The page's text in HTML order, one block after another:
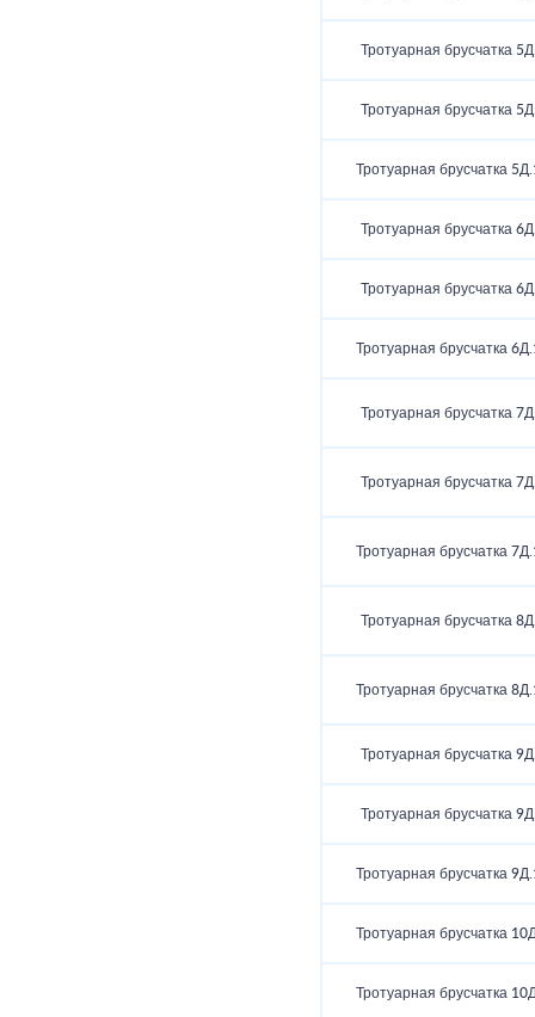
Тротуарная брусчатка
Тротуарная брусчатка
Тротуарная брусчатка
Тротуарная брусчатка
Тротуарная брусчатка
Тротуарная брусчатка
Тротуарная брусчатка
Тротуарная брусчатка
Тротуарная брусчатка
Тротуарная брусчатка
Тротуарная брусчатка
Тротуарная брусчатка
Тротуарная брусчатка
Тротуарная брусчатка
Тротуарная брусчатка
Тротуарная брусчатка